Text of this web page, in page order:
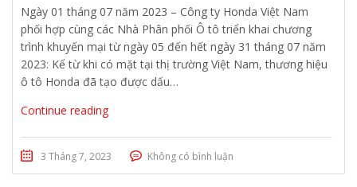
Ngày 01 tháng 07 năm 2023 – Công ty Honda Việt Nam
phối hợp cùng các Nhà Phân phối Ô tô triển khai chương
trình khuyến mại từ ngày 05 đến hết ngày 31 tháng 07 năm
2023: Kể từ khi có mặt tại thị trường Việt Nam, thương hiệu
ô tô Honda đã tạo được dấu…
Continue reading
3 Tháng 7, 2023 Không có bình luận